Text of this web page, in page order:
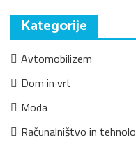
Kategorije
Avtomobilizem
Dom in vrt
Moda
Računalništvo in